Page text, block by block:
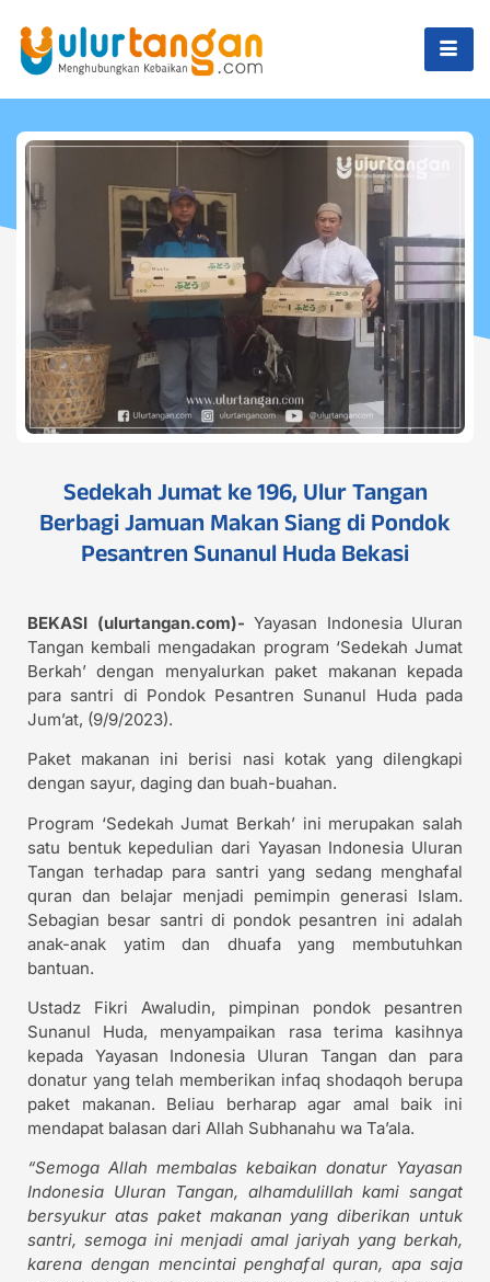
Sedekah Jumat ke 196, Ulur Tangan
Berbagi Jamuan Makan Siang di Pondok
Pesantren Sunanul Huda Bekasi
BEKASI (ulurtangan.com)- Yayasan Indonesia Uluran
Tangan kembali mengadakan program ‘Sedekah Jumat
Berkah’ dengan menyalurkan paket makanan kepada
para santri di Pondok Pesantren Sunanul Huda pada
Jum’at, (9/9/2023).
Paket makanan ini berisi nasi kotak yang dilengkapi
dengan sayur, daging dan buah-buahan.
Program ‘Sedekah Jumat Berkah’ ini merupakan salah
satu bentuk kepedulian dari Yayasan Indonesia Uluran
Tangan terhadap para santri yang sedang menghafal
quran dan belajar menjadi pemimpin generasi Islam.
Sebagian besar santri di pondok pesantren ini adalah
anak-anak yatim dan dhuafa yang membutuhkan
bantuan.
Ustadz Fikri Awaludin, pimpinan pondok pesantren
Sunanul Huda, menyampaikan rasa terima kasihnya
kepada Yayasan Indonesia Uluran Tangan dan para
donatur yang telah memberikan infaq shodaqoh berupa
paket makanan. Beliau berharap agar amal baik ini
mendapat balasan dari Allah Subhanahu wa Ta’ala.
“Semoga Allah membalas kebaikan donatur Yayasan
Indonesia Uluran Tangan, alhamdulillah kami sangat
bersyukur atas paket makanan yang diberikan untuk
santri, semoga ini menjadi amal jariyah yang berkah,
karena dengan mencintai penghafal quran, apa saja